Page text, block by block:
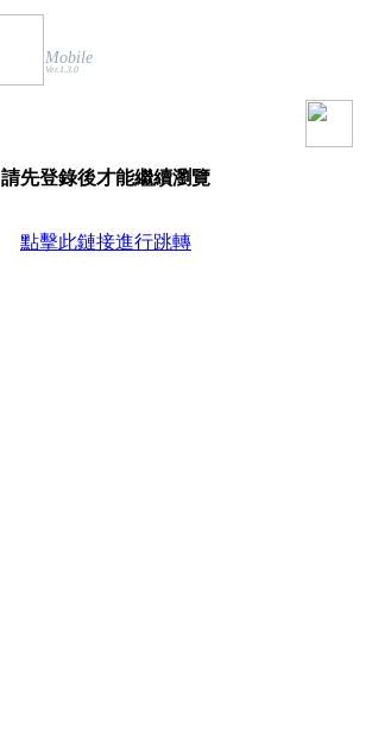
Mobile
Ver.1.3.0
請先登錄後才能繼續瀏覽
點擊此鏈接進行跳轉